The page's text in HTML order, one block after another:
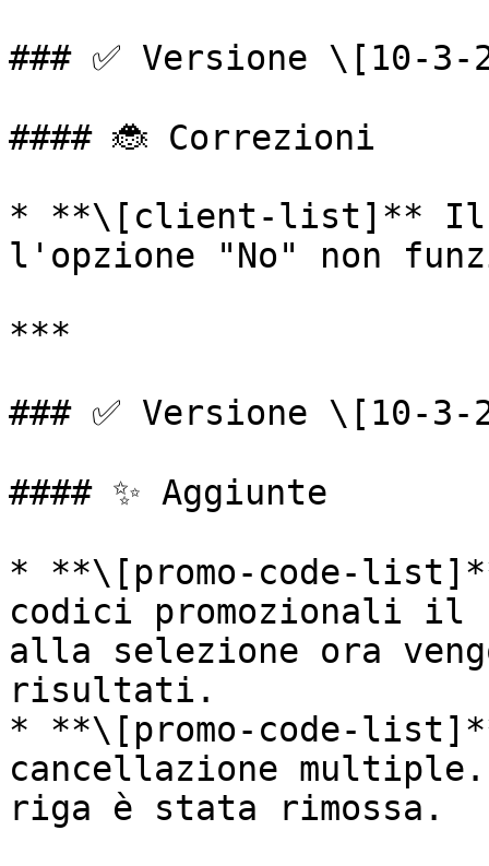
### ✅ Versione \[10-
#### 🐞 Correzioni
* **\[client-list]** Il
l'opzione "No" non
***
### ✅ Versione \[10-
#### ✨ Aggiunte
* **\[promo-code-
codici promozionali il
alla selezione ora
risultati.
* **\[promo-code-
cancellazione
riga è stata rimossa.